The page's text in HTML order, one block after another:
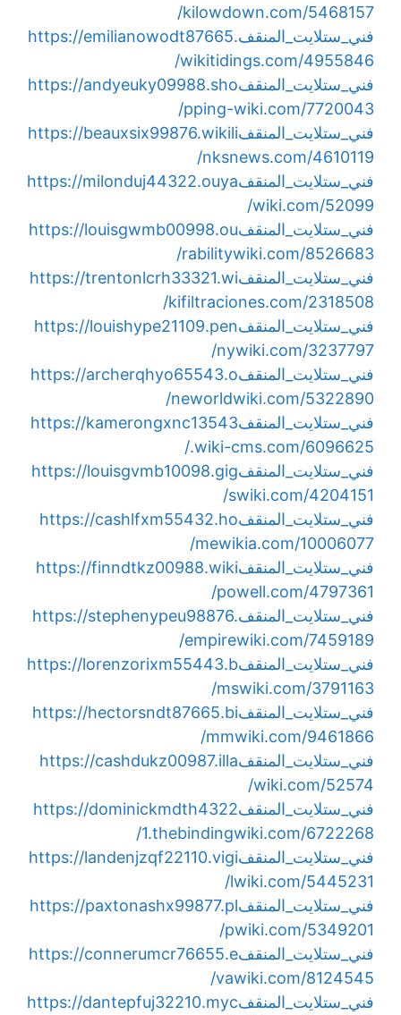
kilowdown.com/5468157/
فني_ستلايت_المنقفhttps://emilianowodt87665.
wikitidings.com/4955846/
فني_ستلايت_المنقفhttps://andyeuky09988.sho
pping-wiki.com/7720043/
فني_ستلايت_المنقفhttps://beauxsix99876.wikili
nksnews.com/4610119/
فني_ستلايت_المنقفhttps://milonduj44322.ouya
wiki.com/52099/
فني_ستلايت_المنقفhttps://louisgwmb00998.ou
rabilitywiki.com/8526683/
فني_ستلايت_المنقفhttps://trentonlcrh33321.wi
kifiltraciones.com/2318508/
فني_ستلايت_المنقفhttps://louishype21109.pen
nywiki.com/3237797/
فني_ستلايت_المنقفhttps://archerqhyo65543.o
neworldwiki.com/5322890/
فني_ستلايت_المنقفhttps://kamerongxnc13543
.wiki-cms.com/6096625/
فني_ستلايت_المنقفhttps://louisgvmb10098.gig
swiki.com/4204151/
فني_ستلايت_المنقفhttps://cashlfxm55432.ho
mewikia.com/10006077/
فني_ستلايت_المنقفhttps://finndtkz00988.wiki
powell.com/4797361/
فني_ستلايت_المنقفhttps://stephenypeu98876.
empirewiki.com/7459189/
فني_ستلايت_المنقفhttps://lorenzorixm55443.b
mswiki.com/3791163/
فني_ستلايت_المنقفhttps://hectorsndt87665.bi
mmwiki.com/9461866/
فني_ستلايت_المنقفhttps://cashdukz00987.illa
wiki.com/52574/
فني_ستلايت_المنقفhttps://dominickmdth4322
1.thebindingwiki.com/6722268/
فني_ستلايت_المنقفhttps://landenjzqf22110.vigi
lwiki.com/5445231/
فني_ستلايت_المنقفhttps://paxtonashx99877.pl
pwiki.com/5349201/
فني_ستلايت_المنقفhttps://connerumcr76655.e
vawiki.com/8124545/
فني_ستلايت_المنقفhttps://dantepfuj32210.myc